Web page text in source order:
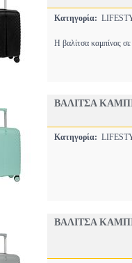
Κατηγορία:
Η βαλίτσα καμπίνας
ΒΑΛΙΤΣΑ
Κατηγορία:
ΒΑΛΙΤΣΑ